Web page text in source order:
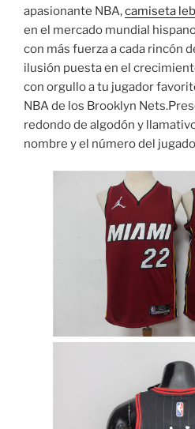
apasionante NBA,camiseta
en el mercado mundial
con más fuerza a cada rincón
ilusión puesta en el
con orgullo a tu jugador
NBA de los Brooklyn
redondo de algodón y
nombre y el número del